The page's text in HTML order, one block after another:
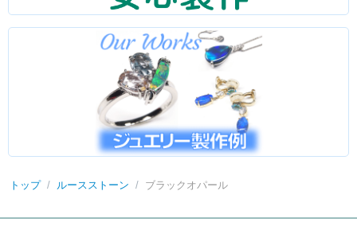
トップ / ルースストーン / ブラックオパール